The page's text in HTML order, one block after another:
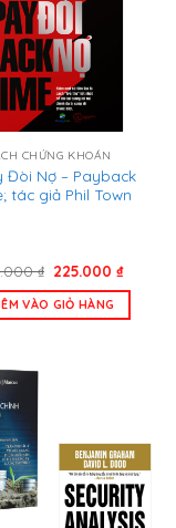
CHỨNG KHOÁN
Đòi Nợ – Payback
tác giả Phil Town
₫ Giá
là:
299.000 ₫.
225.000₫Giá
tại
VÀO GIỎ HÀNG